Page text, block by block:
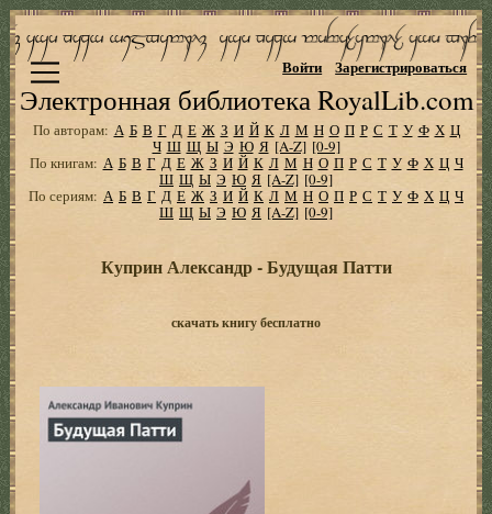
Электронная библиотека RoyalLib.com
Войти Зарегистрироваться
По авторам: А Б В Г Д Е Ж З И Й К Л М Н О П Р С Т У Ф Х Ц
Ч Ш Щ Ы Э Ю Я [A-Z] [0-9]
По книгам: А Б В Г Д Е Ж З И Й К Л М Н О П Р С Т У Ф Х Ц Ч
Ш Щ Ы Э Ю Я [A-Z] [0-9]
По сериям: А Б В Г Д Е Ж З И Й К Л М Н О П Р С Т У Ф Х Ц Ч
Ш Щ Ы Э Ю Я [A-Z] [0-9]
Куприн Александр - Будущая Патти
скачать книгу бесплатно